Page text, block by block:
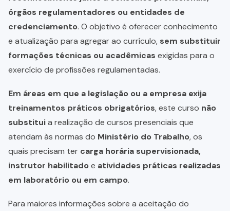
órgãos regulamentadores ou entidades de
credenciamento. O objetivo é oferecer conhecimento
e atualização para agregar ao currículo, sem substituir
formações técnicas ou acadêmicas exigidas para o
exercício de profissões regulamentadas.
Em áreas em que a legislação ou a empresa exija
treinamentos práticos obrigatórios, este curso não
substituia realização de cursos presenciais que
atendam às normas do Ministério do Trabalho, os
quais precisam ter carga horária supervisionada,
instrutor habilitadoe atividades práticas realizadas
em laboratório ou em campo.
Para maiores informações sobre a aceitação do